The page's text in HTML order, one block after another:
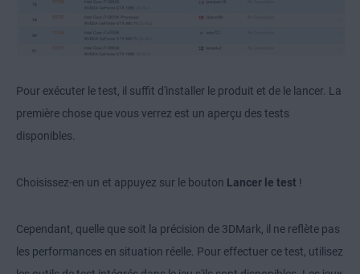
Pour exécuter le test, il suffit d'installer le produit et de le lancer. La
première chose que vous verrez est un aperçu des tests
disponibles.
Choisissez-en un et appuyez sur le bouton Lancer le test !
Cependant, quelle que soit la précision de 3DMark, il ne reflète pas
les performances en situation réelle. Pour effectuer ce test, utilisez